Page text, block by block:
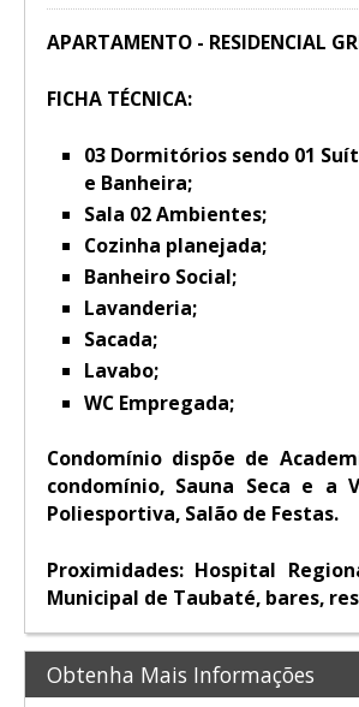
APARTAMENTO - RESIDENCIAL
FICHA TÉCNICA:
03 Dormitórios sendo 01
e Banheira;
Sala 02 Ambientes;
Cozinha planejada;
Banheiro Social;
Lavanderia;
Sacada;
Lavabo;
WC Empregada;
Condomínio dispõe de
condomínio, Sauna Seca e a
Poliesportiva, Salão de Festas.
Proximidades:Hospital
Municipal de Taubaté, bares,
Obtenha Mais Informações